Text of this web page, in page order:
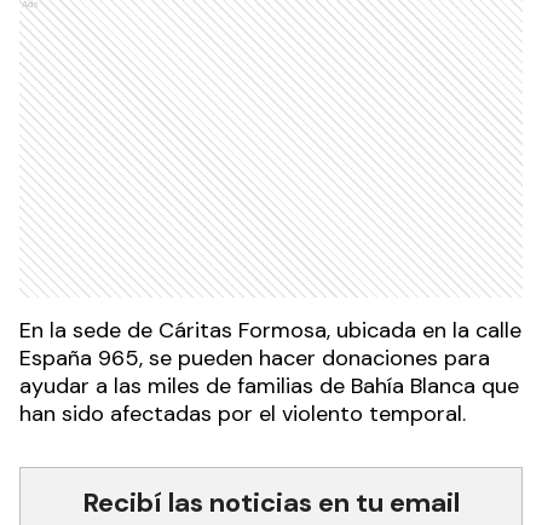
Ads
En la sede de Cáritas Formosa, ubicada en la calle
España 965, se pueden hacer donaciones para
ayudar a las miles de familias de Bahía Blanca que
han sido afectadas por el violento temporal.
Recibí las noticias en tu email